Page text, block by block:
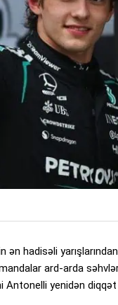
hadisəli
ard-arda
Antonelli yenidən